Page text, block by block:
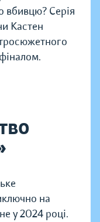
вбивцю? Серія
Кастен
на
у 2024 році.